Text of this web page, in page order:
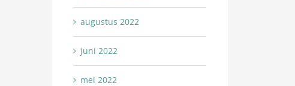
augustus 2022
juni 2022
mei 2022